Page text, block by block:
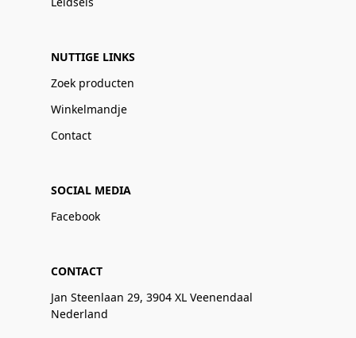
NUTTIGE LINKS
Zoek producten
Winkelmandje
Contact
SOCIAL MEDIA
Facebook
CONTACT
Jan Steenlaan 29, 3904 XL Veenendaal
Nederland